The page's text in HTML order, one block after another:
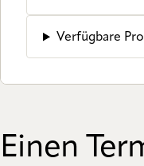
Verfügbare
Einen